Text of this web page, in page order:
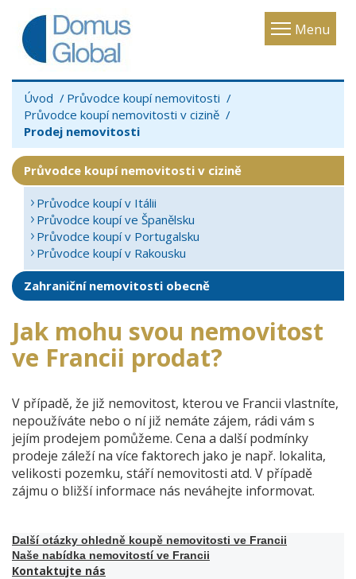
Menu
Toggle
Úvod
Průvodce koupí nemovitosti
Průvodce koupí nemovitosti v cizině
Prodej nemovitosti
Průvodce koupí nemovitosti v cizině
Průvodce koupí v Itálii
Průvodce koupí ve Španělsku
Průvodce koupí v Portugalsku
Průvodce koupí v Rakousku
Zahraniční nemovitosti obecně
Jak mohu svou nemovitost
ve Francii prodat?
V případě, že již nemovitost, kterou ve Francii vlastníte,
nepoužíváte nebo o ní již nemáte zájem, rádi vám s
jejím prodejem pomůžeme. Cena a další podmínky
prodeje záleží na více faktorech jako je např. lokalita,
velikosti pozemku, stáří nemovitosti atd. V případě
zájmu o bližší informace nás neváhejte informovat.
Další otázky ohledně koupě nemovitosti ve Francii
Naše nabídka nemovitostí ve Francii
Kontaktujte nás